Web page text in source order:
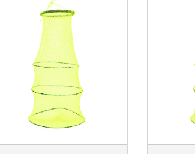
マセ杓 マキエ杓 堤防釣 クロ
イ チヌ メジナ グレ
コマセ杓
ダイ チ